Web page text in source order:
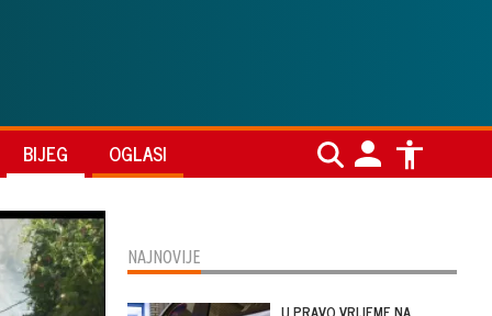
BIJEG OGLASI
NAJNOVIJE